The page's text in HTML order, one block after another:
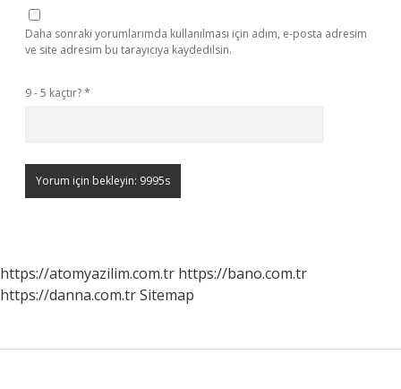
Daha sonraki yorumlarımda kullanılması için adım, e-posta adresim
ve site adresim bu tarayıcıya kaydedilsin.
9 - 5 kaçtır?*
https://atomyazilim.com.tr https://bano.com.tr
https://danna.com.trSitemap